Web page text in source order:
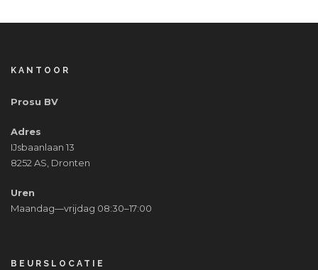
KANTOOR
Prosu BV
Adres
IJsbaanlaan 13
8252 AS, Dronten
Uren
Maandag—vrijdag 08:30–17:00
BEURSLOCATIE